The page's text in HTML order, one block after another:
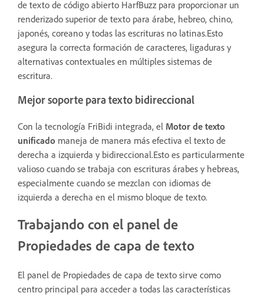
de texto de código abierto HarfBuzz para proporcionar un
renderizado superior de texto para árabe, hebreo, chino,
japonés, coreano y todas las escrituras no latinas.Esto
asegura la correcta formación de caracteres, ligaduras y
alternativas contextuales en múltiples sistemas de
escritura.
Mejor soporte para texto bidireccional
Con la tecnología FriBidi integrada, el Motor de texto
unificado maneja de manera más efectiva el texto de
derecha a izquierda y bidireccional.Esto es particularmente
valioso cuando se trabaja con escrituras árabes y hebreas,
especialmente cuando se mezclan con idiomas de
izquierda a derecha en el mismo bloque de texto.
Trabajando con el panel de
Propiedades de capa de texto
El panel de Propiedades de capa de texto sirve como
centro principal para acceder a todas las características